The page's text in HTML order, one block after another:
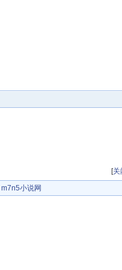
[关
m7n5小说网